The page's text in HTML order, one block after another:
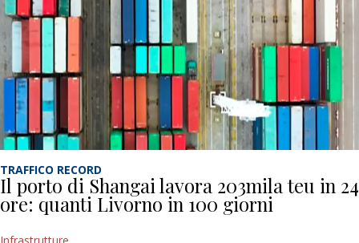
TRAFFICO RECORD
Il porto di Shangai lavora 203mila teu in 24
ore: quanti Livorno in 100 giorni